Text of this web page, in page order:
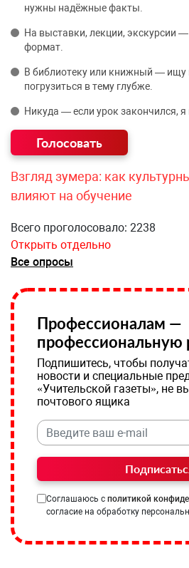
нужны надёжные факты.
На выставки, лекции, экскурсии
формат.
В библиотеку или книжный — ищу
погрузиться в тему глубже.
Никуда — если урок закончился,
Взгляд зумера: как
влияют на обучение
Всего проголосовало: 2238
Открыть отдельно
Все опросы
Профессионалам —
профессиональную
Подпишитесь, чтобы
новости и специальные
«Учительской газеты», не
почтового ящика
Соглашаюсь с политикой
согласие на обработку